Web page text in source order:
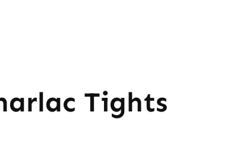
Tights